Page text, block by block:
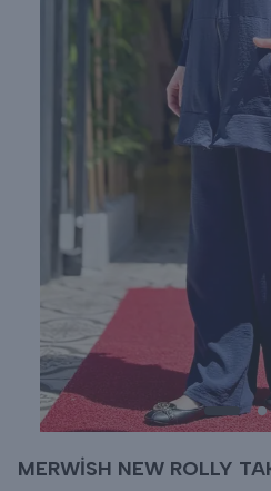
MERWİSH NEW ROLLY